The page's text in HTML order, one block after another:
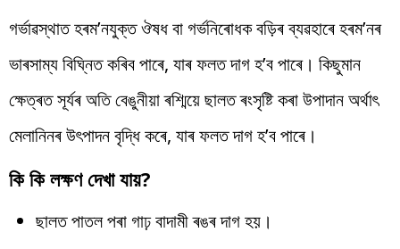
গৰ্ভাৱস্থাত হৰম’নযুক্ত ঔষধ বা গৰ্ভনিৰোধক বড়িৰ ব্যৱহাৰে হৰম’নৰ
ভাৰসাম্য বিঘ্নিত কৰিব পাৰে, যাৰ ফলত দাগ হ’ব পাৰে। কিছুমান
ক্ষেত্ৰত সূৰ্যৰ অতি বেঙুনীয়া ৰশ্মিয়ে ছালত ৰংসৃষ্টি কৰা উপাদান অৰ্থাৎ
মেলানিনৰ উৎপাদন বৃদ্ধি কৰে, যাৰ ফলত দাগ হ’ব পাৰে।
কি কি লক্ষণ দেখা যায়?
ছালত পাতল পৰা গাঢ় বাদামী ৰঙৰ দাগ হয়।